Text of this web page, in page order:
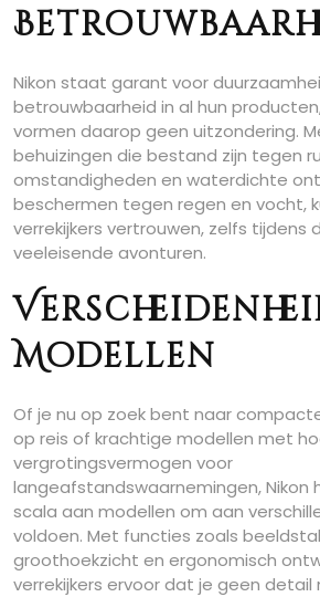
Nikon staat garant voor
betrouwbaarheid in al hun
vormen daarop geen uitzondering.
behuizingen die bestand zijn tegen
omstandigheden en waterdichte
beschermen tegen regen en vocht,
verrekijkers vertrouwen, zelfs tijdens
veeleisende avonturen.
Modellen
Of je nu op zoek bent naar
op reis of krachtige modellen met
vergrotingsvermogen voor
langeafstandswaarnemingen, Nikon
scala aan modellen om aan
voldoen. Met functies zoals
groothoekzicht en ergonomisch
verrekijkers ervoor dat je geen detail